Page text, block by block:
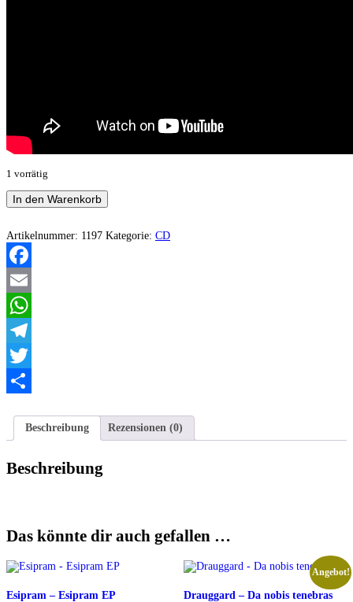
1 vorrätig
Bestraberto
-
2020
Menge
In den Warenkorb
Artikelnummer: 1197 Kategorie: CD
Facebook
Email
WhatsApp
Telegram
Twitter
Beschreibung
Rezensionen (0)
Beschreibung
Das könnte dir auch gefallen …
Esipram – Esipram EP
Angebot!
Drauggard – Da nobis tenebras